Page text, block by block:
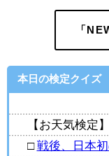
「
本日の検定クイズ
【お天気検定】
□戦後、日本